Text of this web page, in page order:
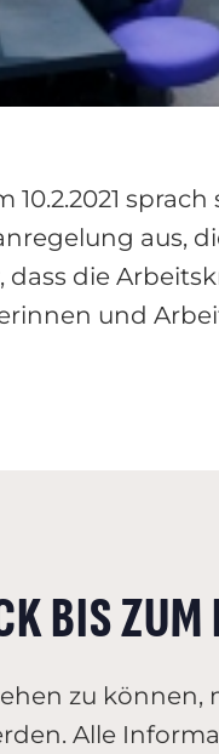
10.2.2021
aus,
dass die
und
BIS ZUM
zu können,
Alle